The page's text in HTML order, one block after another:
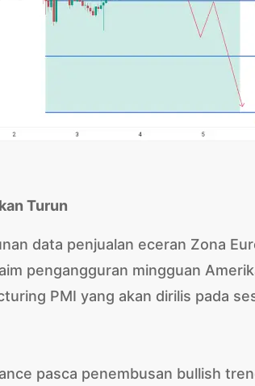
Turun
data penjualan eceran Zona
pengangguran mingguan
PMI yang akan dirilis pada
pasca penembusan bullish